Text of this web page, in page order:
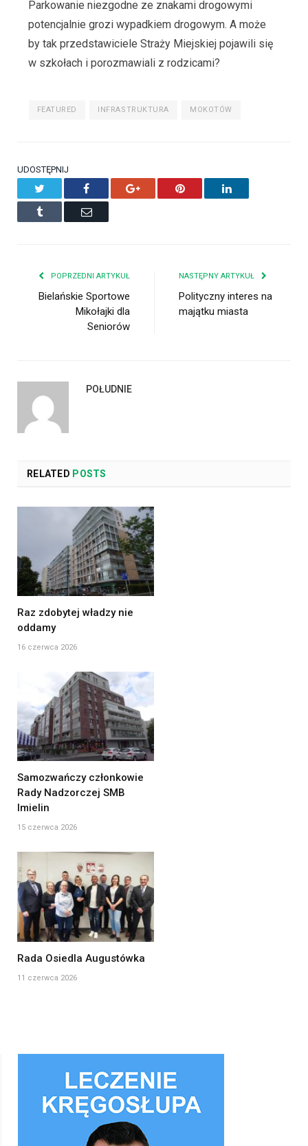
Parkowanie niezgodne ze znakami drogowymi
potencjalnie grozi wypadkiem drogowym. A może
by tak przedstawiciele Straży Miejskiej pojawili się
w szkołach i porozmawiali z rodzicami?
FEATURED INFRASTRUKTURA MOKOTÓW
UDOSTĘPNIJ
Facebook Google+ Pinterest LinkedIn
Tumblr Email
POPRZEDNI ARTYKUŁ
Bielańskie Sportowe
Mikołajki dla
Seniorów
NASTĘPNY ARTYKUŁ
Polityczny interes na
majątku miasta
POŁUDNIE
RELATED POSTS
Raz zdobytej władzy nie
oddamy
16 czerwca 2026
Samozwańczy członkowie
Rady Nadzorczej SMB
Imielin
15 czerwca 2026
Rada Osiedla Augustówka
11 czerwca 2026